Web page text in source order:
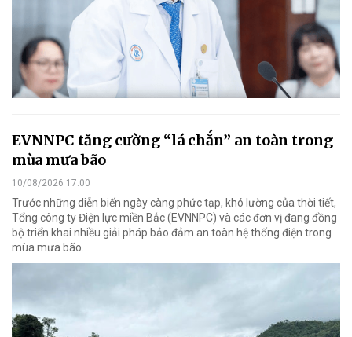
EVNNPC tăng cường “lá chắn” an toàn trong
mùa mưa bão
10/08/2026 17:00
Trước những diễn biến ngày càng phức tạp, khó lường của thời tiết,
Tổng công ty Điện lực miền Bắc (EVNNPC) và các đơn vị đang đồng
bộ triển khai nhiều giải pháp bảo đảm an toàn hệ thống điện trong
mùa mưa bão.